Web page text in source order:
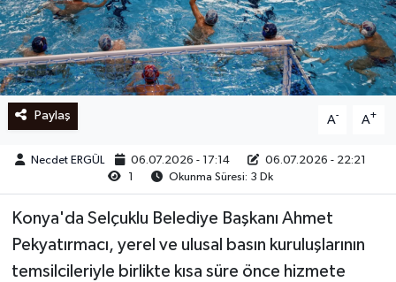
Paylaş A- A+
Necdet ERGÜL 06.07.2026 - 17:14
06.07.2026 - 22:21
1
Okunma Süresi: 3 Dk
Konya'da Selçuklu Belediye Başkanı Ahmet
Pekyatırmacı, yerel ve ulusal basın kuruluşlarının
temsilcileriyle birlikte kısa süre önce hizmete
Ege
İzmir
İletişim
Künye
Yerel